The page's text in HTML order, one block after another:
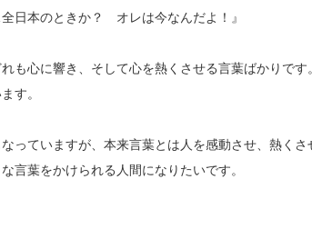
日本のときか？ オレは今なんだよ！』
も心に響き、そして心を熱くさせる言葉ばかりで
す。
っていますが、本来言葉とは人を感動させ、熱く
言葉をかけられる人間になりたいです。